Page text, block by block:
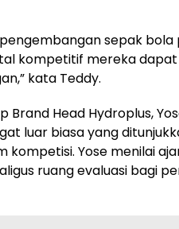
sepak bola
kompetitif mereka
kata Teddy.
Head Hydroplus,
luar biasa yang
Yose menilai
ruang evaluasi bagi